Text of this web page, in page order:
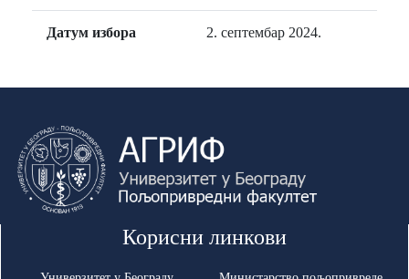
Датум избора 2. септембар 2024.
Корисни линкови